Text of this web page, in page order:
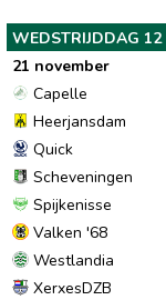
WEDSTRIJDDAG 12
21 november
Capelle
Heerjansdam
Quick
Scheveningen
Spijkenisse
Valken '68
Westlandia
XerxesDZB